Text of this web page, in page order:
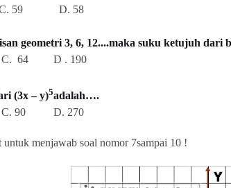
59 D. 58
geometri 3, 6, 12....maka suku ketujuh dari
64 D . 190
(3x – y)5adalah….
90 D. 270
menjawab soal nomor 7sampai 10 !